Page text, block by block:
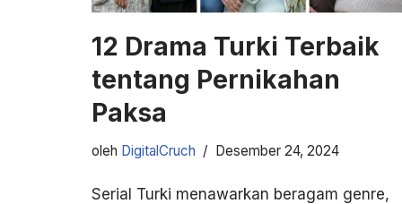
12 Drama Turki Terbaik
tentang Pernikahan
Paksa
oleh DigitalCruch Desember 24, 2024
Serial Turki menawarkan beragam genre,